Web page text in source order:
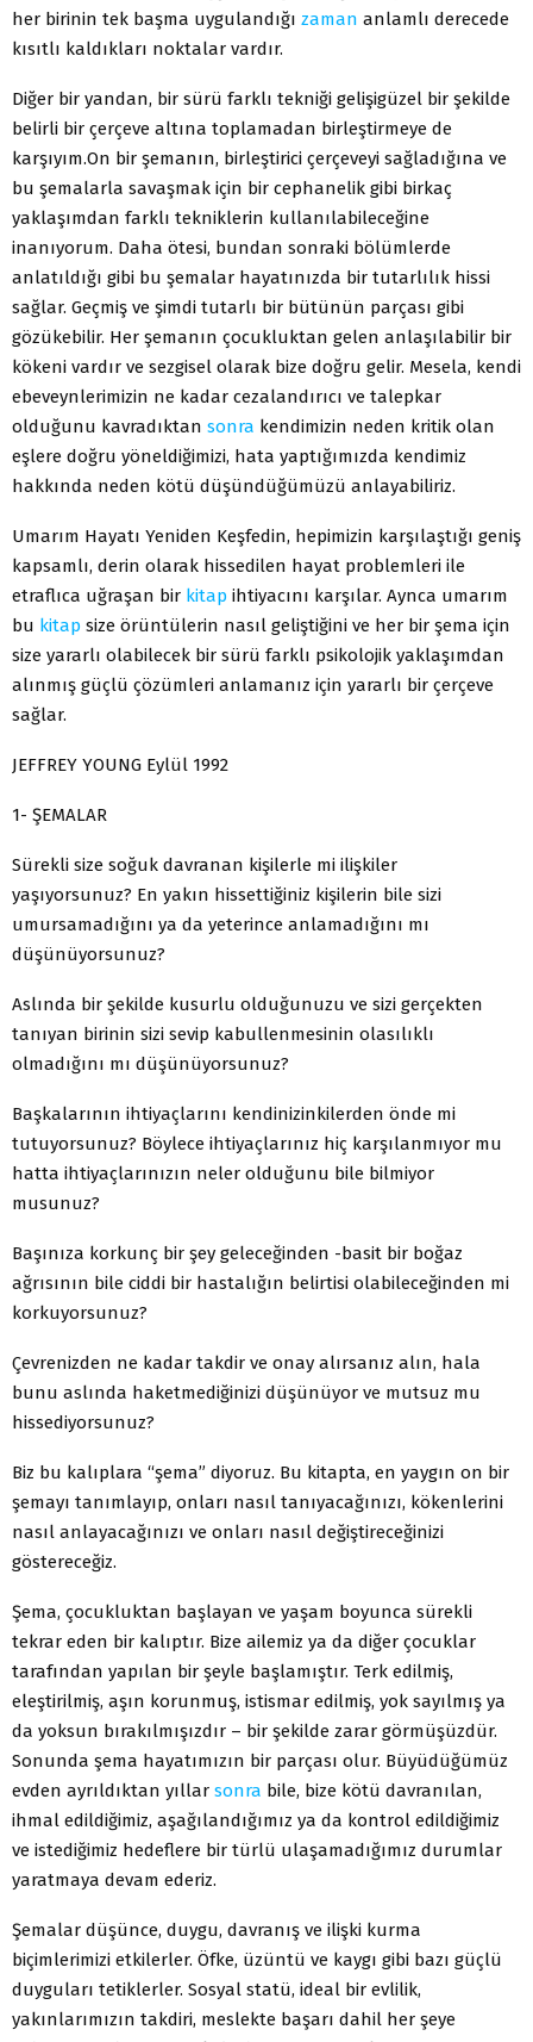
her birinin tek başma uygulandığı zaman anlamlı derecede
kısıtlı kaldıkları noktalar vardır.
Diğer bir yandan, bir sürü farklı tekniği gelişigüzel bir şekilde
belirli bir çerçeve altına toplamadan birleştirmeye de
karşıyım.On bir şemanın, birleştirici çerçeveyi sağladığına ve
bu şemalarla savaşmak için bir cephanelik gibi birkaç
yaklaşımdan farklı tekniklerin kullanılabileceğine
inanıyorum. Daha ötesi, bundan sonraki bölümlerde
anlatıldığı gibi bu şemalar hayatınızda bir tutarlılık hissi
sağlar. Geçmiş ve şimdi tutarlı bir bütünün parçası gibi
gözükebilir. Her şemanın çocukluktan gelen anlaşılabilir bir
kökeni vardır ve sezgisel olarak bize doğru gelir. Mesela, kendi
ebeveynlerimizin ne kadar cezalandırıcı ve talepkar
olduğunu kavradıktan sonra kendimizin neden kritik olan
eşlere doğru yöneldiğimizi, hata yaptığımızda kendimiz
hakkında neden kötü düşündüğümüzü anlayabiliriz.
Umarım Hayatı Yeniden Keşfedin, hepimizin karşılaştığı geniş
kapsamlı, derin olarak hissedilen hayat problemleri ile
etraflıca uğraşan bir kitap ihtiyacını karşılar. Aynca umarım
bu kitap size örüntülerin nasıl geliştiğini ve her bir şema için
size yararlı olabilecek bir sürü farklı psikolojik yaklaşımdan
alınmış güçlü çözümleri anlamanız için yararlı bir çerçeve
sağlar.
JEFFREY YOUNG Eylül 1992
1- ŞEMALAR
Sürekli size soğuk davranan kişilerle mi ilişkiler
yaşıyorsunuz? En yakın hissettiğiniz kişilerin bile sizi
umursamadığını ya da yeterince anlamadığını mı
düşünüyorsunuz?
Aslında bir şekilde kusurlu olduğunuzu ve sizi gerçekten
tanıyan birinin sizi sevip kabullenmesinin olasılıklı
olmadığını mı düşünüyorsunuz?
Başkalarının ihtiyaçlarını kendinizinkilerden önde mi
tutuyorsunuz? Böylece ihtiyaçlarınız hiç karşılanmıyor mu
hatta ihtiyaçlarınızın neler olduğunu bile bilmiyor
musunuz?
Başınıza korkunç bir şey geleceğinden -basit bir boğaz
ağrısının bile ciddi bir hastalığın belirtisi olabileceğinden mi
korkuyorsunuz?
Çevrenizden ne kadar takdir ve onay alırsanız alın, hala
bunu aslında haketmediğinizi düşünüyor ve mutsuz mu
hissediyorsunuz?
Biz bu kalıplara “şema” diyoruz. Bu kitapta, en yaygın on bir
şemayı tanımlayıp, onları nasıl tanıyacağınızı, kökenlerini
nasıl anlayacağınızı ve onları nasıl değiştireceğinizi
göstereceğiz.
Şema, çocukluktan başlayan ve yaşam boyunca sürekli
tekrar eden bir kalıptır. Bize ailemiz ya da diğer çocuklar
tarafından yapılan bir şeyle başlamıştır. Terk edilmiş,
eleştirilmiş, aşın korunmuş, istismar edilmiş, yok sayılmış ya
da yoksun bırakılmışızdır – bir şekilde zarar görmüşüzdür.
Sonunda şema hayatımızın bir parçası olur. Büyüdüğümüz
evden ayrıldıktan yıllar sonra bile, bize kötü davranılan,
ihmal edildiğimiz, aşağılandığımız ya da kontrol edildiğimiz
ve istediğimiz hedeflere bir türlü ulaşamadığımız durumlar
yaratmaya devam ederiz.
Şemalar düşünce, duygu, davranış ve ilişki kurma
biçimlerimizi etkilerler. Öfke, üzüntü ve kaygı gibi bazı güçlü
duyguları tetiklerler. Sosyal statü, ideal bir evlilik,
yakınlarımızın takdiri, meslekte başarı dahil her şeye